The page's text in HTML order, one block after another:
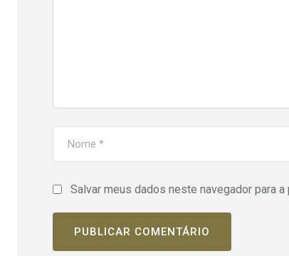
Salvar meus dados neste navegador para